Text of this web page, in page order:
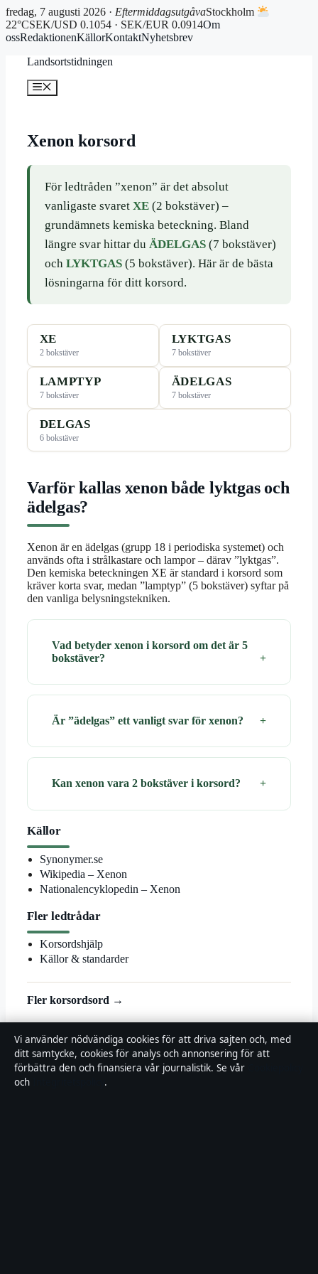
fredag, 7 augusti 2026 · EftermiddagsutgåvaStockholm
22°CSEK/USD 0.1054 · SEK/EUR 0.0914Om
ossRedaktionenKällorKontaktNyhetsbrev
Landsortstidningen
Meny
Xenon korsord
För ledtråden ”xenon” är det absolut
vanligaste svaret XE(2 bokstäver) –
grundämnets kemiska beteckning. Bland
längre svar hittar du ÄDELGAS(7 bokstäver)
och LYKTGAS(5 bokstäver). Här är de bästa
lösningarna för ditt korsord.
XE
2 bokstäver
LYKTGAS
7 bokstäver
LAMPTYP
7 bokstäver
ÄDELGAS
7 bokstäver
DELGAS
6 bokstäver
Varför kallas xenon både lyktgas och
ädelgas?
Xenon är en ädelgas (grupp 18 i periodiska systemet) och
används ofta i strålkastare och lampor – därav ”lyktgas”.
Den kemiska beteckningen XE är standard i korsord som
kräver korta svar, medan ”lamptyp” (5 bokstäver) syftar på
den vanliga belysningstekniken.
Vad betyder xenon i korsord om det är 5
bokstäver?
Är ”ädelgas” ett vanligt svar för xenon?
Kan xenon vara 2 bokstäver i korsord?
Källor
Synonymer.se
Wikipedia – Xenon
Nationalencyklopedin – Xenon
Fler ledtrådar
Korsordshjälp
Källor & standarder
Fler korsordsord →
© 2026 Landsortstidningen
Landsortstidningen
Film, tv och nöjesnyheter med småstadsperspektiv — från premiärer
Vi använder nödvändiga cookies för att driva sajten och, med
ditt samtycke, cookies för analys och annonsering för att
förbättra den och finansiera vår journalistik. Se vår
och
.